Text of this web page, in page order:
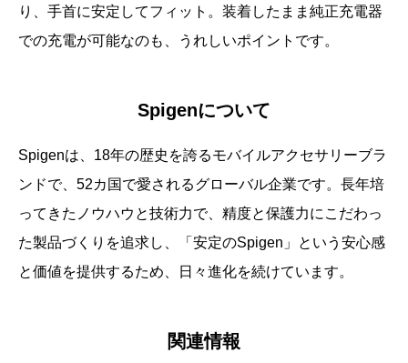
り、手首に安定してフィット。装着したまま純正充電器
での充電が可能なのも、うれしいポイントです。
Spigenについて
Spigenは、18年の歴史を誇るモバイルアクセサリーブラ
ンドで、52カ国で愛されるグローバル企業です。長年培
ってきたノウハウと技術力で、精度と保護力にこだわっ
た製品づくりを追求し、「安定のSpigen」という安心感
と価値を提供するため、日々進化を続けています。
関連情報